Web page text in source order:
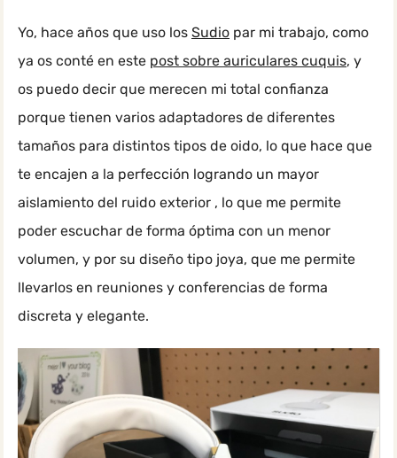
Yo, hace años que uso los Sudio par mi trabajo, como
ya os conté en este post sobre auriculares cuquis, y
os puedo decir que merecen mi total confianza
porque tienen varios adaptadores de diferentes
tamaños para distintos tipos de oido, lo que hace que
te encajen a la perfección logrando un mayor
aislamiento del ruido exterior , lo que me permite
poder escuchar de forma óptima con un menor
volumen, y por su diseño tipo joya, que me permite
llevarlos en reuniones y conferencias de forma
discreta y elegante.